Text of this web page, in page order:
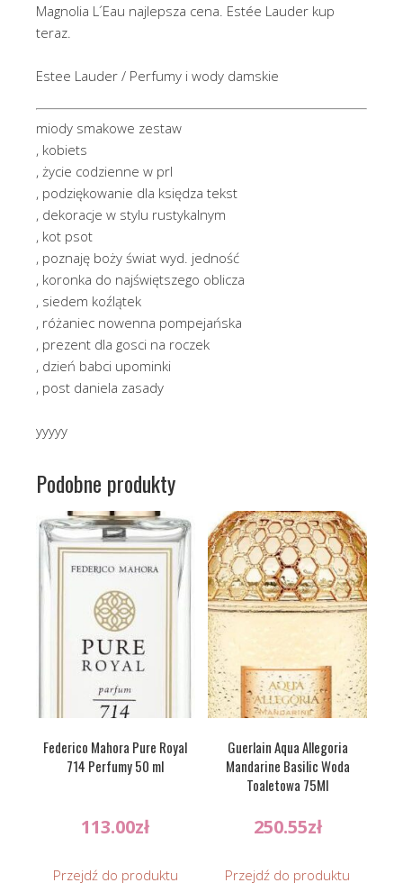
Magnolia L´Eau najlepsza cena. Estée Lauder kup
teraz.
Estee Lauder / Perfumy i wody damskie
miody smakowe zestaw
, kobiets
, życie codzienne w prl
, podziękowanie dla księdza tekst
, dekoracje w stylu rustykalnym
, kot psot
, poznaję boży świat wyd. jedność
, koronka do najświętszego oblicza
, siedem koźlątek
, różaniec nowenna pompejańska
, prezent dla gosci na roczek
, dzień babci upominki
, post daniela zasady
yyyyy
Podobne produkty
Federico Mahora Pure Royal
714 Perfumy 50 ml
113.00zł
Przejdź do produktu
Guerlain Aqua Allegoria
Mandarine Basilic Woda
Toaletowa 75Ml
250.55zł
Przejdź do produktu